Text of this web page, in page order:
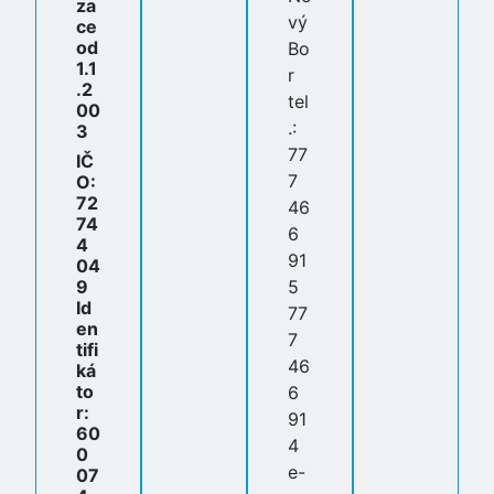
za
ce
od
1.1
.2
00
3
IČ
O:
72
74
4
04
9
Id
en
tifi
ká
to
r:
60
0
07
vý
Bo
r
tel
.:
77
7
46
6
91
5
77
7
46
6
91
4
e-